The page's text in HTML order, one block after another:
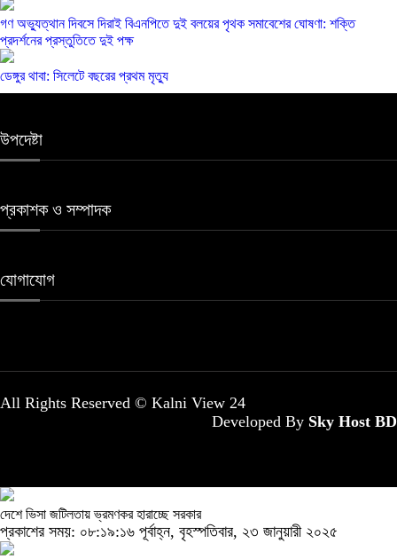
গণ অভ্যুত্থান দিবসে দিরাই বিএনপিতে দুই বলয়ের পৃথক সমাবেশের ঘোষণা: শক্তি
প্রদর্শনের প্রস্তুতিতে দুই পক্ষ
ডেঙ্গুর থাবা: সিলেটে বছরের প্রথম মৃত্যু
উপদেষ্টা
প্রকাশক ও সম্পাদক
যোগাযোগ
All Rights Reserved © Kalni View 24
Developed By Sky Host BD
দেশে ভিসা জটিলতায় ভ্রমণকর হারাচ্ছে সরকার
প্রকাশের সময়: ০৮:১৯:১৬ পূর্বাহ্ন, বৃহস্পতিবার, ২৩ জানুয়ারী ২০২৫